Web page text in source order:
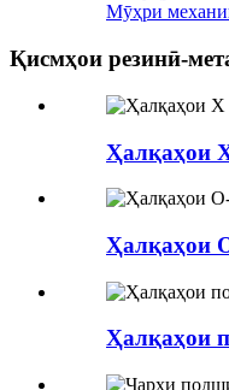
Мӯҳри
Қисмҳои резинӣ-
Ҳалқаҳои
Ҳалқаҳои
Ҳалқаҳои